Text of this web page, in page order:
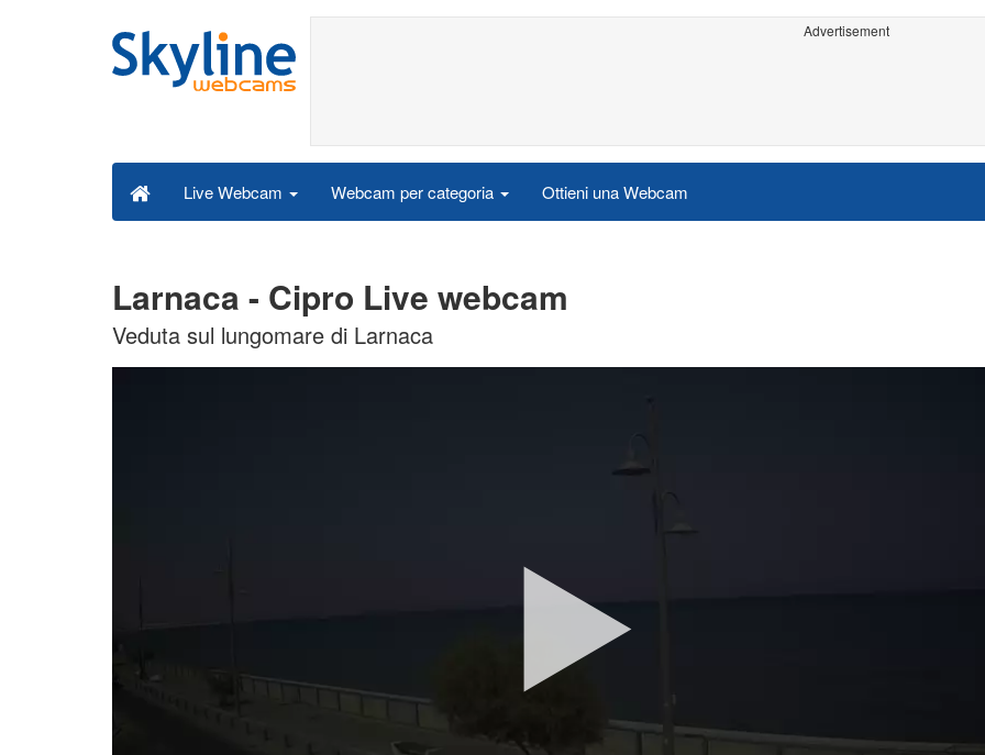
Advertisement
Live Webcam Webcam per categoria Ottieni una Webcam
Larnaca - Cipro Live webcam
Veduta sul lungomare di Larnaca